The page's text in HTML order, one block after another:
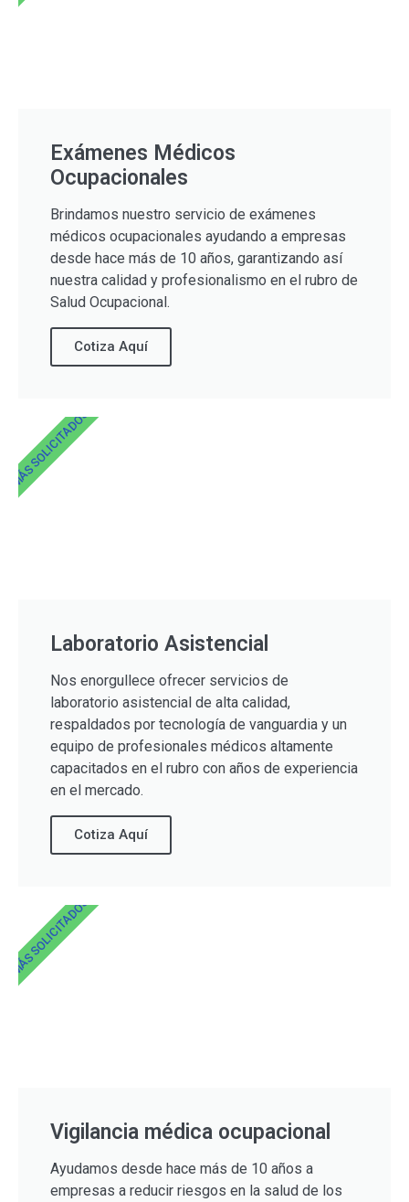
Exámenes Médicos
Ocupacionales
Brindamos nuestro servicio de exámenes
médicos ocupacionales ayudando a empresas
desde hace más de 10 años, garantizando así
nuestra calidad y profesionalismo en el rubro de
Salud Ocupacional.
Cotiza Aquí
Laboratorio Asistencial
Nos enorgullece ofrecer servicios de
laboratorio asistencial de alta calidad,
respaldados por tecnología de vanguardia y un
equipo de profesionales médicos altamente
capacitados en el rubro con años de experiencia
en el mercado.
Cotiza Aquí
MÁS SOLICITADOS
Vigilancia médica ocupacional
Ayudamos desde hace más de 10 años a
empresas a reducir riesgos en la salud de los
MÁS SOLICITADOS